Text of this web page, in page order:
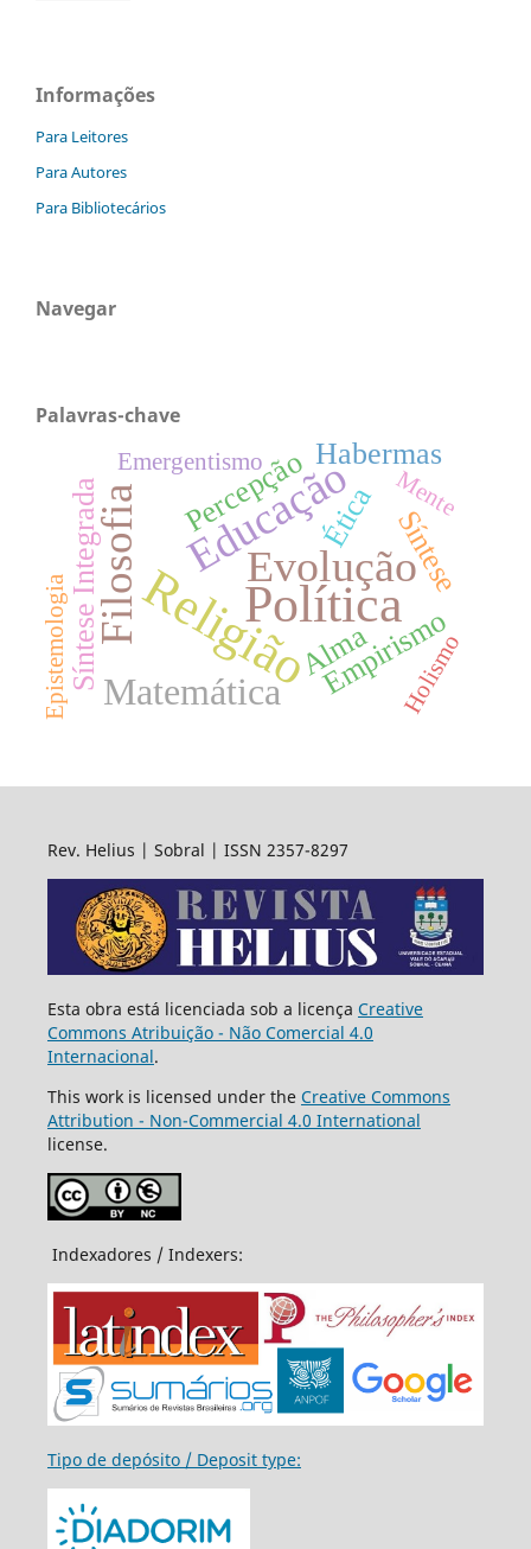
Informações
Para Leitores
Para Autores
Para Bibliotecários
Navegar
Palavras-chave
Política
Religião
Filosofia Evolução
Educação
Matemática
Ética
Percepção
Síntese
Síntese Integrada Empirismo
Habermas
Alma
Epistemologia Holismo
Emergentismo
Mente
Rev. Helius | Sobral | ISSN 2357-8297
Esta obra está licenciada sob a licença Creative
Commons Atribuição - Não Comercial 4.0
Internacional.
This work is licensed under the Creative Commons
Attribution - Non-Commercial 4.0 International
license.
Indexadores / Indexers:
Tipo de depósito / Deposit type: